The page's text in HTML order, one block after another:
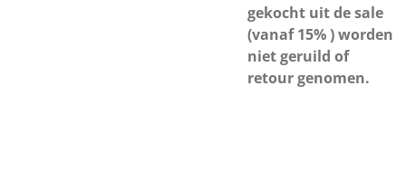
gekocht uit de sale
(vanaf 15% ) worden
niet geruild of
retour genomen.